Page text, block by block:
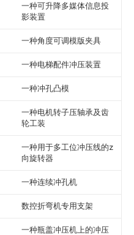
一种可升降多媒体信息投
影装置
一种角度可调模版夹具
一种电梯配件冲压装置
一种冲孔凸模
一种电机转子压轴承及齿
轮工装
一种用于多工位冲压线的z
向旋转器
一种连续冲孔机
数控折弯机专用支架
一种瓶盖冲压机上的冲压